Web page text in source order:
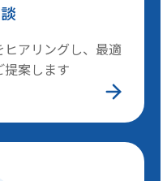
アリングし、最適
案します